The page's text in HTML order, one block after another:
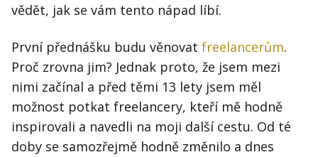
vědět, jak se vám tento nápad líbí.
První přednášku budu věnovat freelancerům.
Proč zrovna jim? Jednak proto, že jsem mezi
nimi začínal a před těmi 13 lety jsem měl
možnost potkat freelancery, kteří mě hodně
inspirovali a navedli na moji další cestu. Od té
doby se samozřejmě hodně změnilo a dnes